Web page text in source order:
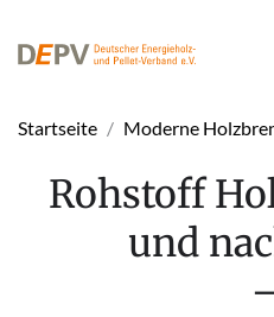
Startseite Moderne
Rohstoff
und